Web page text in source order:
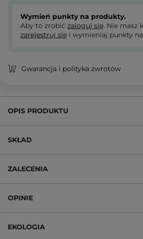
Wymień punkty na produkty.
Aby to zrobić zaloguj się. Nie masz
zarejestruj się i wymieniaj punkty
Gwarancja i polityka zwrotów
OPIS PRODUKTU
SKŁAD
ZALECENIA
OPINIE
EKOLOGIA